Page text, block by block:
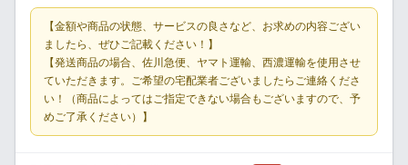
【金額や商品の状態、サービスの良さなど、お求めの内容ござい
ましたら、ぜひご記載ください！】
【発送商品の場合、佐川急便、ヤマト運輸、西濃運輸を使用させ
ていただきます。ご希望の宅配業者ございましたらご連絡くださ
い！（商品によってはご指定できない場合もございますので、予
めご了承ください）】